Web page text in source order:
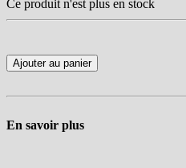
Ce produit n'est plus en stock
Ajouter au panier
En savoir plus